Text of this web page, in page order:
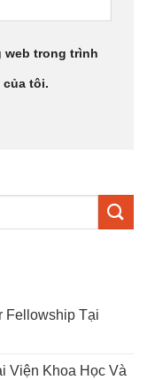
web trong trình
của tôi.
Fellowship Tại
Viện Khoa Học Và